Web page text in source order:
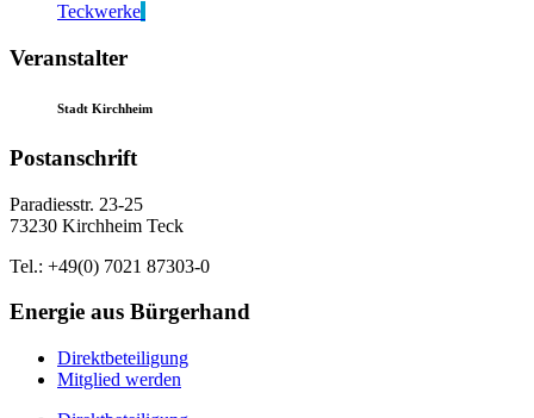
Teckwerke
Veranstalter
Stadt Kirchheim
Postanschrift
Paradiesstr. 23-25
73230 Kirchheim Teck
Tel.: +49(0) 7021 87303-0
Energie aus Bürgerhand
Direktbeteiligung
Mitglied werden